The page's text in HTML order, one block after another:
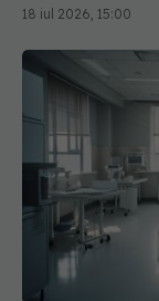
18 iul 2026, 15:00